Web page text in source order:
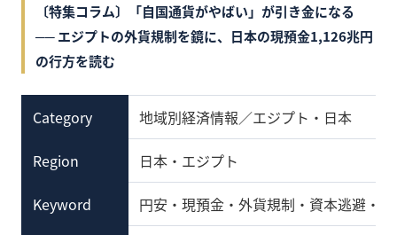
〔特集コラム〕「自国通貨がやばい」が引き金になる
── エジプトの外貨規制を鏡に、日本の現預金1,126兆円
の行方を読む
Category 地域別経済情報／エジプト・日本
Region 日本・エジプト
Keyword 円安・現預金・外貨規制・資本逃避・